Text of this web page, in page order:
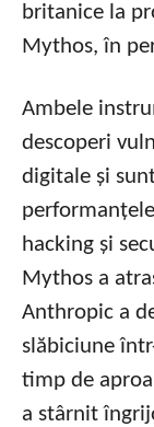
britanice la
Mythos, în
Ambele
descoperi
digitale și
hacking și
Mythos a
Anthropic a
slăbiciune
timp de
a stârnit